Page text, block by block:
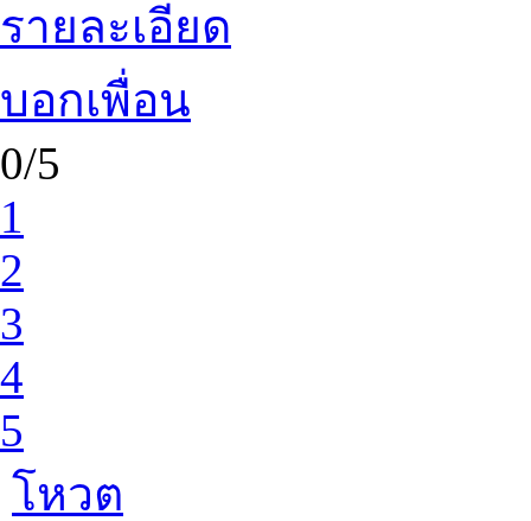
รายละเอียด
บอกเพื่อน
0/5
1
2
3
4
5
โหวต